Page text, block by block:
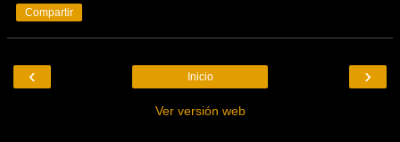
Compartir
‹ ›
Inicio
Ver versión web